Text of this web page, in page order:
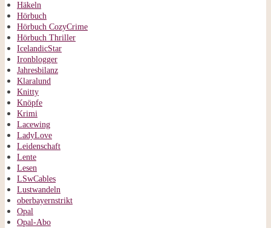
Häkeln
Hörbuch
Hörbuch CozyCrime
Hörbuch Thriller
IcelandicStar
Ironblogger
Jahresbilanz
Klaralund
Knitty
Knöpfe
Krimi
Lacewing
LadyLove
Leidenschaft
Lente
Lesen
LSwCables
Lustwandeln
oberbayernstrikt
Opal
Opal-Abo